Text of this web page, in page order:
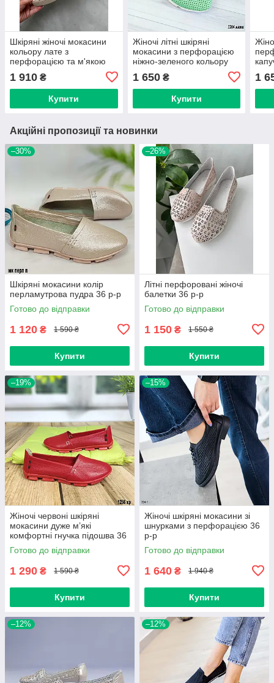
Шкіряні жіночі мокасини
кольору лате з
перфорацією та м'якою
1 910 ₴
Купити
Жіночі літні шкіряні
мокасини з перфорацією
ніжно-зеленого кольору
1 650₴
Купити
1
Акційні пропозиції та новинки
–30%
Шкіряні мокасини колір
перламутрова пудра 36 р-р
Готово до відправки
1 120 ₴ 1 590 ₴
Купити
–26%
Літні перфоровані жіночі
балетки 36 р-р
Готово до відправки
1 150 ₴ 1 550 ₴
Купити
–19%
Жіночі червоні шкіряні
мокасини дуже м’які
комфортні гнучка підошва 36
р-р
Готово до відправки
1 290 ₴ 1 590 ₴
Купити
–15%
Жіночі шкіряні мокасини зі
шнурками з перфорацією 36
р-р
Готово до відправки
1 640 ₴ 1 940 ₴
Купити
–12% –12%